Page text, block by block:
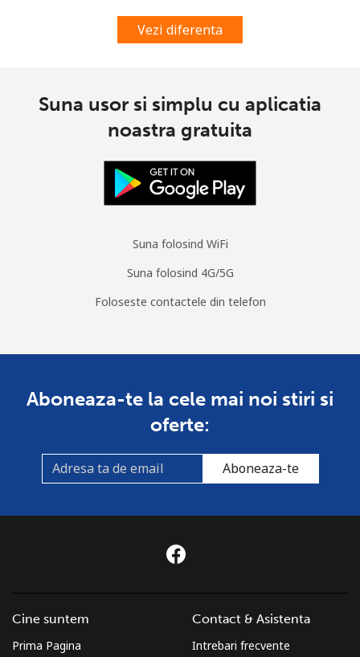
Vezi diferenta
Suna usor si simplu cu aplicatia
noastra gratuita
Suna folosind WiFi
Suna folosind 4G/5G
Foloseste contactele din telefon
Aboneaza-te la cele mai noi stiri si
oferte:
Aboneaza-te
Cine suntem
Prima Pagina
Contact & Asistenta
Intrebari frecvente